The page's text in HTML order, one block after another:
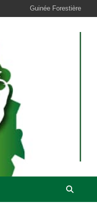
Guinée Forestière